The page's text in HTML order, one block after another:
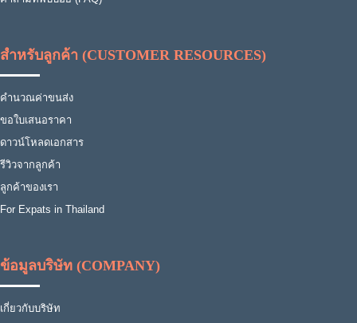
สำหรับลูกค้า (CUSTOMER RESOURCES)
คำนวณค่าขนส่ง
ขอใบเสนอราคา
ดาวน์โหลดเอกสาร
รีวิวจากลูกค้า
ลูกค้าของเรา
For Expats in Thailand
ข้อมูลบริษัท (COMPANY)
เกี่ยวกับบริษัท